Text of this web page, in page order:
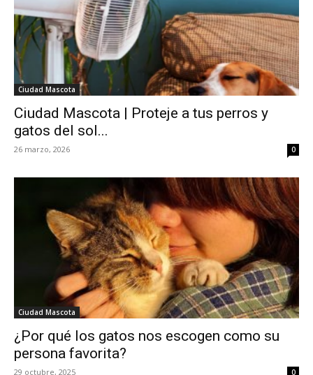
Ciudad Mascota
Ciudad Mascota | Proteje a tus perros y
gatos del sol...
26 marzo, 2026 0
Ciudad Mascota
¿Por qué los gatos nos escogen como su
persona favorita?
29 octubre, 2025 0